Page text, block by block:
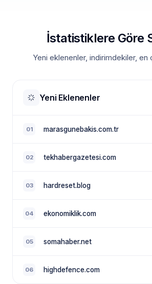
İstatistiklere Göre
Yeni eklenenler, indirimdekiler, en
Yeni Eklenenler
01 marasgunebakis.com.tr
02 tekhabergazetesi.com
03 hardreset.blog
04 ekonomiklik.com
05 somahaber.net
06 highdefence.com
NewsTanıtım AI Asistan